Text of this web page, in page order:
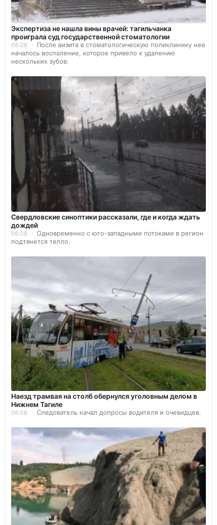
Экспертиза не нашла вины врачей: тагильчанка
проиграла суд государственной стоматологии
06.08
После визита в стоматологическую поликлинику нее
началось воспаление, которое привело к удалению
нескольких зубов.
Свердловские синоптики рассказали, где и когда ждать
дождей
06.08
Одновременно с юго-западными потоками в регион
подтянется тепло.
Наезд трамвая на столб обернулся уголовным делом в
Нижнем Тагиле
06.08 Следователь начал допросы водителя и очевидцев.